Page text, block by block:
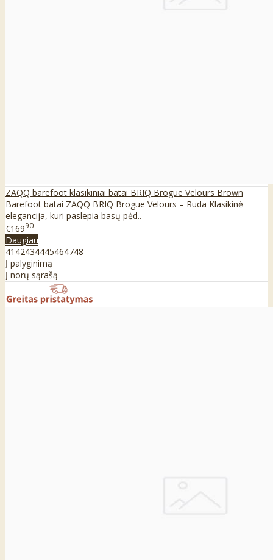
ZAQQ barefoot klasikiniai batai BRIQ Brogue Velours Brown
Barefoot batai ZAQQ BRIQ Brogue Velours – Ruda Klasikinė
elegancija, kuri paslepia basų pėd..
€16990
Daugiau
41 42434445464748
Į palyginimą
Į norų sąrašą